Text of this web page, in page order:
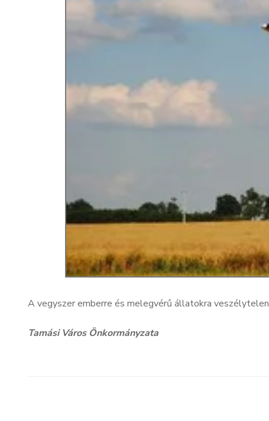
A vegyszer emberre és melegvérű állatokra
Tamási Város Önkormányzata